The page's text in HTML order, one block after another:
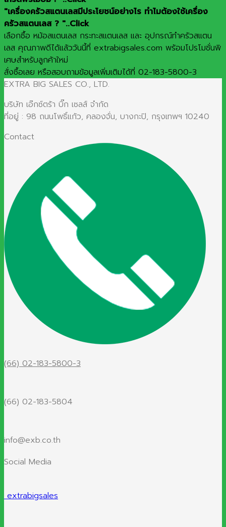
"เครื่องครัวสแตนเลสมีประโยชน์อย่างไร ทำไมต้องใช้เครื่อง
ครัวสแตนเลส ? "..Click
เลือกซื้อ หม้อสแตนเลส กระทะสแตนเลส และ อุปกรณ์ทำครัวสแตน
เลส คุณภาพดีได้แล้ววันนี้ที่ extrabigsales.com พร้อมโปรโมชั่นพิ
เศษสำหรับลูกค้าใหม่
สั่งซื้อเลย หรือสอบถามข้อมูลเพิ่มเติมได้ที่ 02-183-5800-3
EXTRA BIG SALES CO., LTD.
บริษัท เอ๊กซ์ตร้า บิ๊ก เซลส์ จำกัด
ที่อยู่ : 98 ถนนโพธิ์แก้ว, คลองจั่น, บางกะปิ, กรุงเทพฯ 10240
Contact
(66) 02-183-5800-3
(66) 02-183-5804
info@exb.co.th
Social Media
extrabigsales